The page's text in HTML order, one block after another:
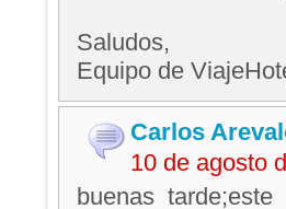
Saludos,
Equipo de
Carlos
10 de agosto
buenas